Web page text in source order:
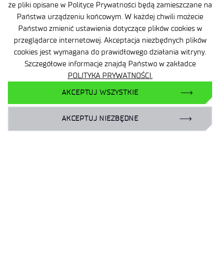
że pliki opisane w Polityce Prywatności będą zamieszczane na
Państwa urządzeniu końcowym. W każdej chwili możecie
Państwo zmienić ustawienia dotyczące plików cookies w
przeglądarce internetowej. Akceptacja niezbędnych plików
cookies jest wymagana do prawidłowego działania witryny.
Szczegółowe informacje znajdą Państwo w zakładce
POLITYKA PRYWATNOŚCI.
AKCEPTUJ WSZYSTKIE
AKCEPTUJ NIEZBĘDNE
Śląska Sieć Innowacji – rusza nabór
do projektu
Nawet 200 tys. zł na rozwój innowacji. 14 lipca 2026 r.
rusza nabór do projektu „Śląska Sieć Innowacji”
skierowanego do MSP z podregionów górniczych
województwa śląskiego.